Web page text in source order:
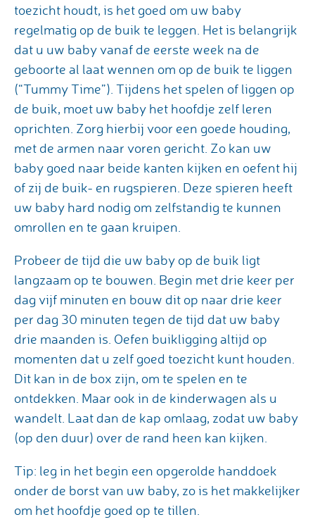
toezicht houdt, is het goed om uw baby
regelmatig op de buik te leggen. Het is belangrijk
dat u uw baby vanaf de eerste week na de
geboorte al laat wennen om op de buik te liggen
(“Tummy Time”). Tijdens het spelen of liggen op
de buik, moet uw baby het hoofdje zelf leren
oprichten. Zorg hierbij voor een goede houding,
met de armen naar voren gericht. Zo kan uw
baby goed naar beide kanten kijken en oefent hij
of zij de buik- en rugspieren. Deze spieren heeft
uw baby hard nodig om zelfstandig te kunnen
omrollen en te gaan kruipen.
Probeer de tijd die uw baby op de buik ligt
langzaam op te bouwen. Begin met drie keer per
dag vijf minuten en bouw dit op naar drie keer
per dag 30 minuten tegen de tijd dat uw baby
drie maanden is. Oefen buikligging altijd op
momenten dat u zelf goed toezicht kunt houden.
Dit kan in de box zijn, om te spelen en te
ontdekken. Maar ook in de kinderwagen als u
wandelt. Laat dan de kap omlaag, zodat uw baby
(op den duur) over de rand heen kan kijken.
Tip: leg in het begin een opgerolde handdoek
onder de borst van uw baby, zo is het makkelijker
om het hoofdje goed op te tillen.